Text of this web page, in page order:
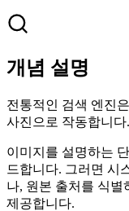
개념 설명
전통적인 검색 엔진
사진 으로 작동합니다.
이미지를 설명하는
드합니다. 그러면 시
나, 원본 출처를 식별
제공합니다.